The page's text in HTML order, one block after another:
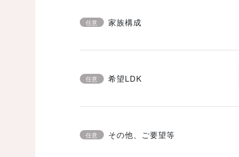
任意 家族構成
任意 希望LDK
任意 その他、ご要望等